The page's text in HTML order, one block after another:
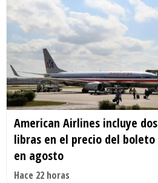
American Airlines incluye
libras en el precio del
en agosto
Hace 22 horas